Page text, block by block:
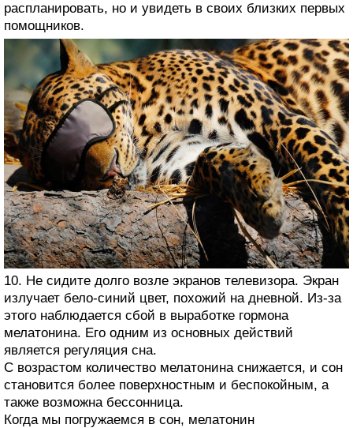
распланировать, но и увидеть в своих близких первых
помощников.
10. Не сидите долго возле экранов телевизора. Экран
излучает бело-синий цвет, похожий на дневной. Из-за
этого наблюдается сбой в выработке гормона
мелатонина. Его одним из основных действий
является регуляция сна.
С возрастом количество мелатонина снижается, и сон
становится более поверхностным и беспокойным, а
также возможна бессонница.
Когда мы погружаемся в сон, мелатонин